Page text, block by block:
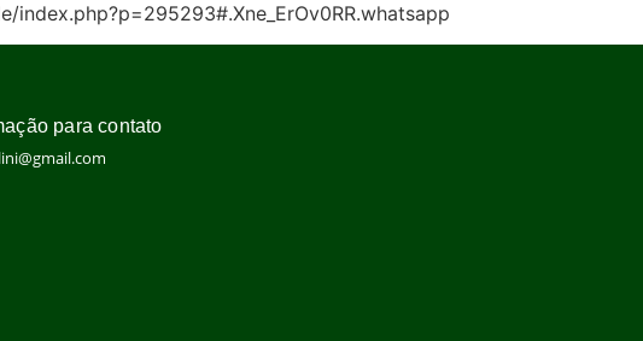
para contato